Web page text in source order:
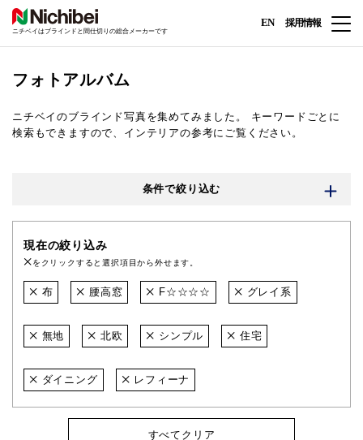
ニチベイはブラインドと間仕切りの総合メーカーです
EN 採用情報
フォトアルバム
ニチベイのブラインド写真を集めてみました。
キーワードごとに
検索もできますので、インテリアの参考にご覧ください。
条件で絞り込む
現在の絞り込み
をクリックすると選択項目から外せます。
布 腰高窓 F☆☆☆☆ グレイ系
無地 北欧 シンプル 住宅
ダイニング レフィーナ
すべてクリア